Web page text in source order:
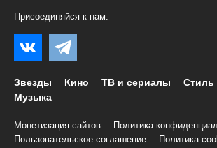
Присоединяйся к нам:
Звезды Кино ТВ и сериалы
Стиль
Музыка
Монетизация сайтов
Политика
Пользовательское соглашение
Политика